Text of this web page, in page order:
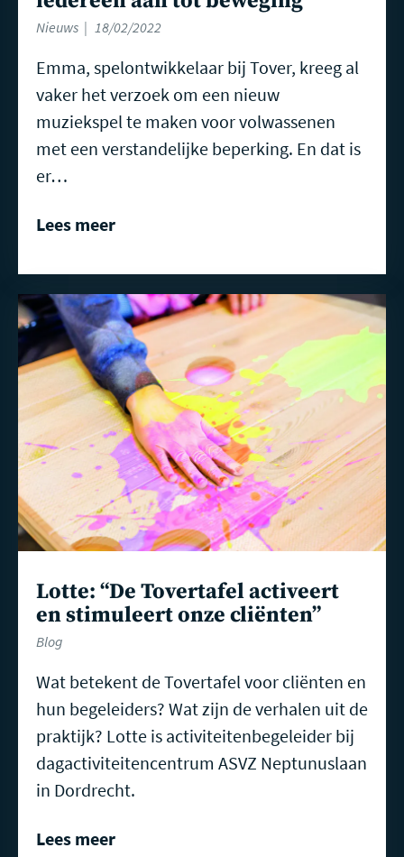
Nieuws 18/02/2022
Emma, spelontwikkelaar bij Tover, kreeg al
vaker het verzoek om een nieuw
muziekspel te maken voor volwassenen
met een verstandelijke beperking. En dat is
er…
Lees meer
Lotte: “De Tovertafel activeert
en stimuleert onze cliënten”
Blog
Wat betekent de Tovertafel voor cliënten en
hun begeleiders? Wat zijn de verhalen uit de
praktijk? Lotte is activiteitenbegeleider bij
dagactiviteitencentrum ASVZ Neptunuslaan
in Dordrecht.
Lees meer
Lees
meer